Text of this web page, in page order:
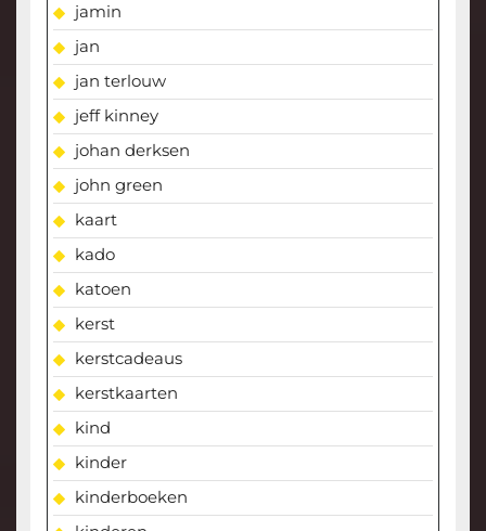
jamin
jan
jan terlouw
jeff kinney
johan derksen
john green
kaart
kado
katoen
kerst
kerstcadeaus
kerstkaarten
kind
kinder
kinderboeken